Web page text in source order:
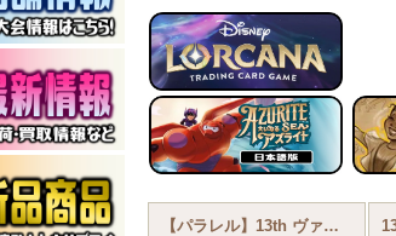
【パラレル】13th ヴァインズ・アタック！